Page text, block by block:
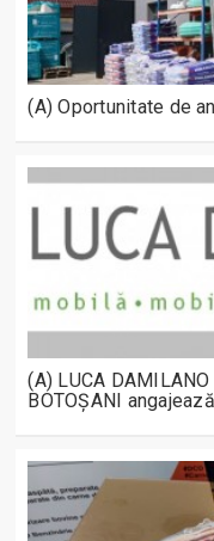
(A) Oportunitate de
(A) LUCA
BOTOȘANI